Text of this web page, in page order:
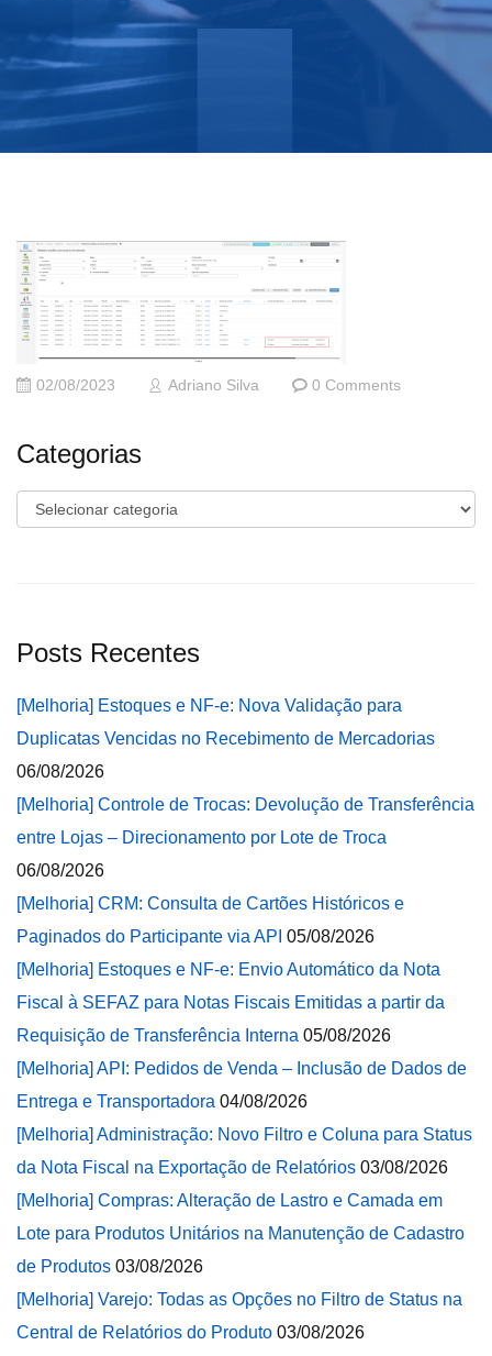
02/08/2023 Adriano Silva 0 Comments
Categorias
Categorias
Posts Recentes
[Melhoria] Estoques e NF-e: Nova Validação para
Duplicatas Vencidas no Recebimento de Mercadorias
06/08/2026
[Melhoria] Controle de Trocas: Devolução de Transferência
entre Lojas – Direcionamento por Lote de Troca
06/08/2026
[Melhoria] CRM: Consulta de Cartões Históricos e
Paginados do Participante via API 05/08/2026
[Melhoria] Estoques e NF-e: Envio Automático da Nota
Fiscal à SEFAZ para Notas Fiscais Emitidas a partir da
Requisição de Transferência Interna 05/08/2026
[Melhoria] API: Pedidos de Venda – Inclusão de Dados de
Entrega e Transportadora 04/08/2026
[Melhoria] Administração: Novo Filtro e Coluna para Status
da Nota Fiscal na Exportação de Relatórios 03/08/2026
[Melhoria] Compras: Alteração de Lastro e Camada em
Lote para Produtos Unitários na Manutenção de Cadastro
de Produtos 03/08/2026
[Melhoria] Varejo: Todas as Opções no Filtro de Status na
Central de Relatórios do Produto 03/08/2026